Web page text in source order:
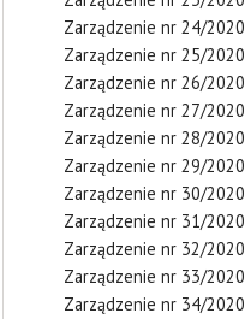
Zarządzenie nr 24/2020
Zarządzenie nr 25/2020
Zarządzenie nr 26/2020
Zarządzenie nr 27/2020
Zarządzenie nr 28/2020
Zarządzenie nr 29/2020
Zarządzenie nr 30/2020
Zarządzenie nr 31/2020
Zarządzenie nr 32/2020
Zarządzenie nr 33/2020
Zarządzenie nr 34/2020